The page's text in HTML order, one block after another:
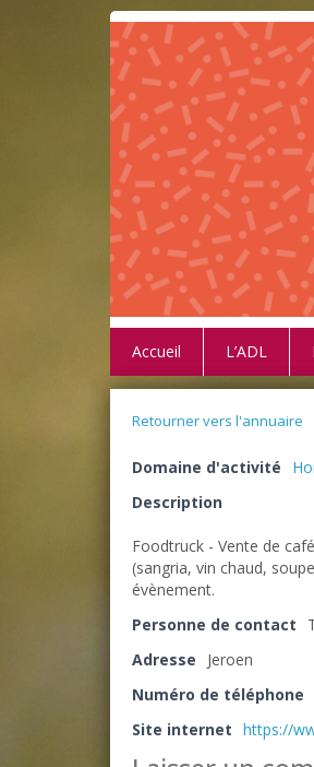
Accueil L’ADL
Retourner vers l'annuaire
Domaine d'activité
Description
Foodtruck - Vente de
(sangria, vin chaud,
évènement.
Personne de contact
Adresse
Jeroen
Numéro de téléphone
Site internet https://